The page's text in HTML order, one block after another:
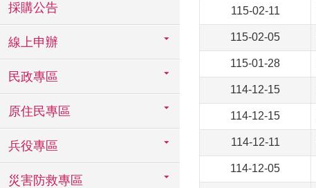
採購公告
線上申辦
民政專區
原住民專區
兵役專區
災害防救專區
115-02-11
115-02-05
115-01-28
114-12-15
114-12-15
114-12-11
114-12-05